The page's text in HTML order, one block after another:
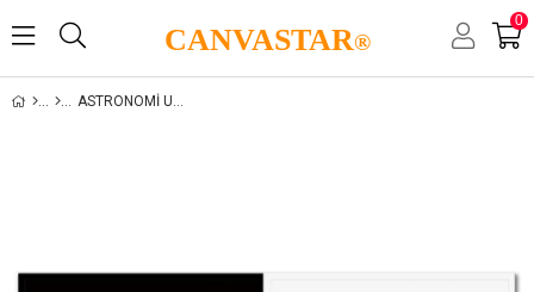
CANVASTAR®
0
ASTRONOMI UZAY